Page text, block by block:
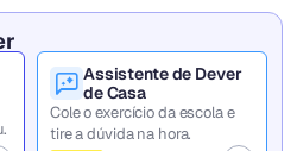
Assistente de Dever
de Casa
Cole o exercício da escola e
tire a dúvida na hora.